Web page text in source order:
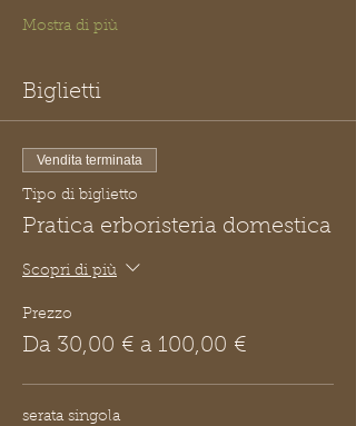
Mostra di più
Biglietti
Vendita terminata
Tipo di biglietto
Pratica erboristeria domestica
Scopri di più
Prezzo
Da 30,00 € a 100,00 €
serata singola